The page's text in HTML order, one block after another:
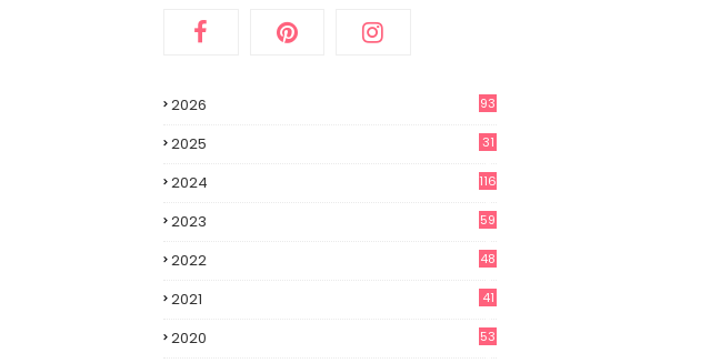
2026 93
2025
31
2024
116
2023
59
2022
48
2021
41
2020
53